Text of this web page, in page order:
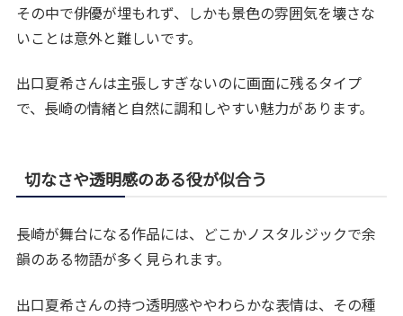
その中で俳優が埋もれず、しかも景色の雰囲気を壊さな
いことは意外と難しいです。
出口夏希さんは主張しすぎないのに画面に残るタイプ
で、長崎の情緒と自然に調和しやすい魅力があります。
切なさや透明感のある役が似合う
長崎が舞台になる作品には、どこかノスタルジックで余
韻のある物語が多く見られます。
出口夏希さんの持つ透明感ややわらかな表情は、その種